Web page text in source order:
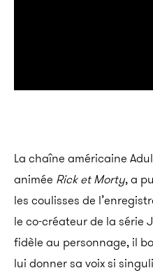
La chaîne américaine
animée Rick et Morty, a
les coulisses de
le co-créateur de la série
fidèle au personnage, il
lui donner sa voix si